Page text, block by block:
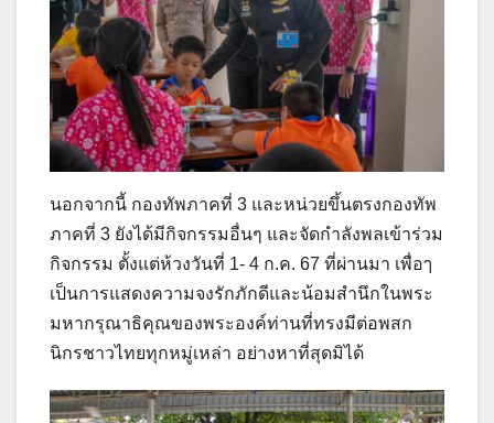
นอกจากนี้ กองทัพภาคที่ 3 และหน่วยขึ้นตรงกองทัพ
ภาคที่ 3 ยังได้มีกิจกรรมอื่นๆ และจัดกำลังพลเข้าร่วม
กิจกรรม ตั้งแต่ห้วงวันที่ 1- 4 ก.ค. 67 ที่ผ่านมา เพื่อๅ
เป็นการแสดงความจงรักภักดีและน้อมสำนึกในพระ
มหากรุณาธิคุณของพระองค์ท่านที่ทรงมีต่อพสก
นิกรชาวไทยทุกหมู่เหล่า อย่างหาที่สุดมิได้